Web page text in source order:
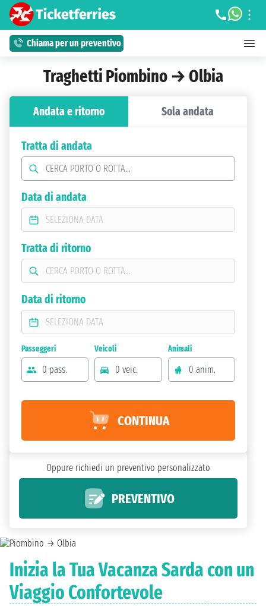
Chiama per un preventivo
Traghetti Piombino → Olbia
Inizia la Tua Vacanza Sarda con un
Viaggio Confortevole
Andata e ritorno Sola andata
Tratta di andata
Data di andata
Tratta di ritorno
Data di ritorno
Passeggeri
0 pass.
Veicoli
0 veic.
Animali
0 anim.
CONTINUA
Oppure richiedi un preventivo personalizzato
PREVENTIVO